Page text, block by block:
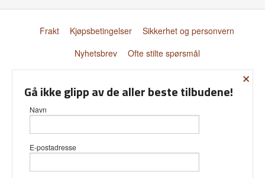
Frakt Kjøpsbetingelser
Sikkerhet og personvern
Nyhetsbrev
Ofte stilte spørsmål
Vår nettbutikk bruker cookies slik at
×
Gå ikke glipp av de aller beste tilbudene!
Navn
E-postadresse